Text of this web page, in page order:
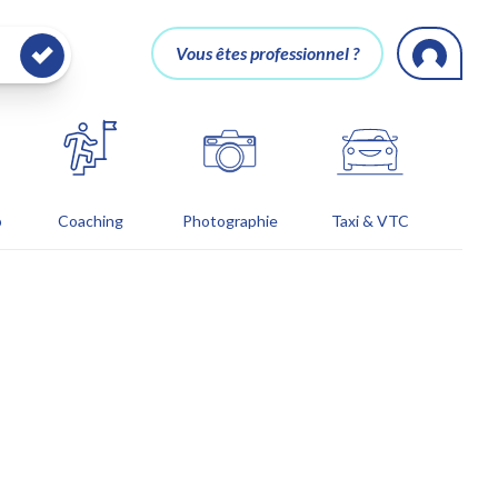
Vous êtes professionnel ?
Coaching Photographie Taxi & VTC